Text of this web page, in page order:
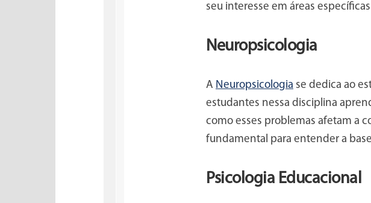
seu interesse em áreas
Neuropsicologia
A Neuropsicologia se dedica ao
estudantes nessa disciplina
como esses problemas afetam a
fundamental para entender a
Psicologia Educacional